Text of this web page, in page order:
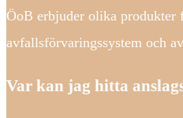
ÖoB erbjuder olika produkter
avfallsförvaringssystem och
Var kan jag hitta